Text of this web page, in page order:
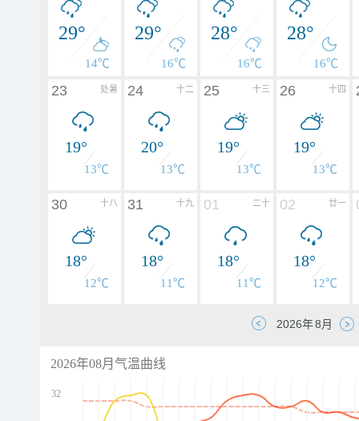
29°
14℃
29°
16℃
28°
16℃
28°
16℃
处暑
23
19°
13℃
十二
24
20°
13℃
十三
25
19°
13℃
十四
26
19°
13℃
十八
30
18°
12℃
十九
31
18°
11℃
二十
01
18°
11℃
廿一
02
18°
12℃
2026年08月气温曲线
32